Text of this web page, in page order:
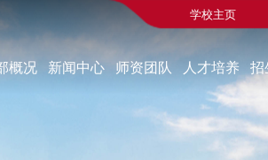
学校主页
概况 新闻中心 师资团队
在职教师
人才培养
本科生教育
研究生教育
招